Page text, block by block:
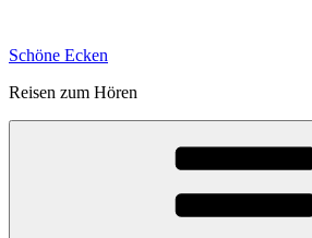
springen
Schöne Ecken
Reisen zum Hören